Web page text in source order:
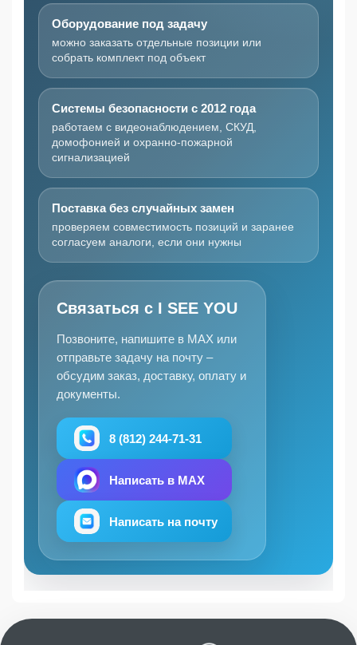
Оборудование под задачу
можно заказать отдельные позиции или
собрать комплект под объект
Системы безопасности с 2012 года
работаем с видеонаблюдением, СКУД,
домофонией и охранно-пожарной
сигнализацией
Поставка без случайных замен
проверяем совместимость позиций и заранее
согласуем аналоги, если они нужны
Связаться с I SEE YOU
Позвоните, напишите в MAX или
отправьте задачу на почту –
обсудим заказ, доставку, оплату и
документы.
8 (812) 244-71-31
Написать в MAX
Написать на почту